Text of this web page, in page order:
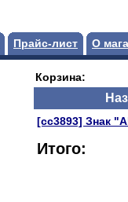
Прайс-лист О
Корзина:
[сс3893] Знак
Итого: